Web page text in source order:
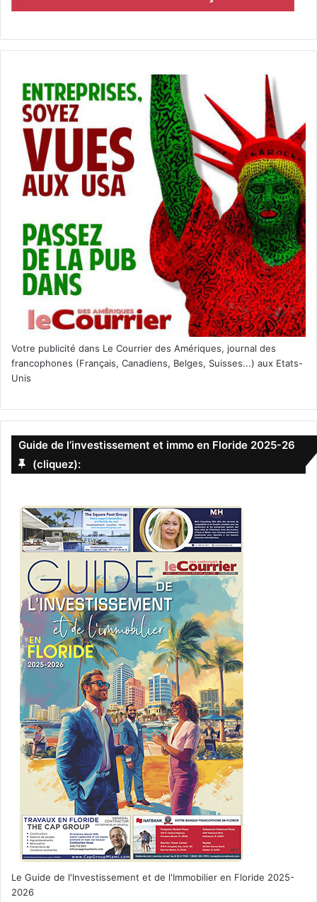
Bal Harbour
boulangerie (pour ceux qui cherchent des
croissants)
café chocolat chocolats
français Gourmet Temptations
macarons Miami Miami Beach
pâtisserie sunny isles surfside
Votre publicité dans Le Courrier des Amériques, journal des
francophones (Français, Canadiens, Belges, Suisses...) aux Etats-
Unis
Guide de l’investissement et immo en Floride 2025-26
(cliquez):
Le Guide de l'Investissement et de l'Immobilier en Floride 2025-
2026